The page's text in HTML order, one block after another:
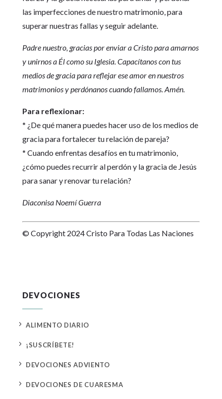
las imperfecciones de nuestro matrimonio, para
superar nuestras fallas y seguir adelante.
Padre nuestro, gracias por enviar a Cristo para amarnos
y unirnos a Él como su Iglesia. Capacítanos con tus
medios de gracia para reflejar ese amor en nuestros
matrimonios y perdónanos cuando fallamos. Amén.
Para reflexionar:
* ¿De qué manera puedes hacer uso de los medios de
gracia para fortalecer tu relación de pareja?
* Cuando enfrentas desafíos en tu matrimonio,
¿cómo puedes recurrir al perdón y la gracia de Jesús
para sanar y renovar tu relación?
Diaconisa Noemí Guerra
© Copyright 2024 Cristo Para Todas Las Naciones
DEVOCIONES
5 ALIMENTO DIARIO
5 ¡SUSCRÍBETE!
5 DEVOCIONES ADVIENTO
5 DEVOCIONES DE CUARESMA